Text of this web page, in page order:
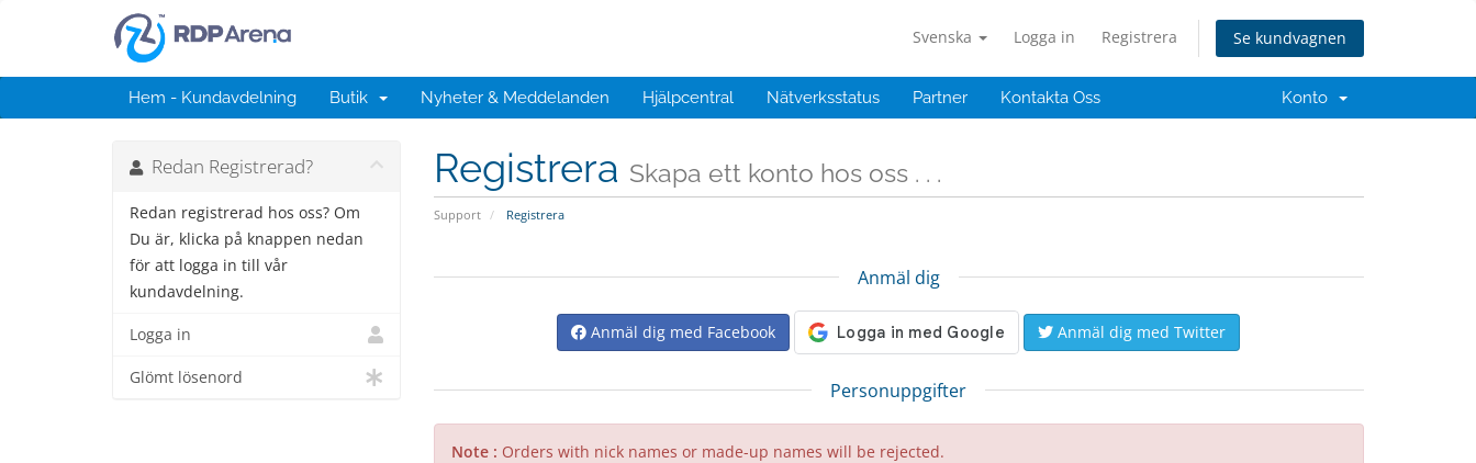
Svenska Logga in Registrera Se kundvagnen
Hem - Kundavdelning Butik Nyheter & Meddelanden Hjälpcentral Nätverksstatus Partner Kontakta Oss Konto
Registrera Skapa ett konto hos oss . . .
Support Registrera
Redan Registrerad?
Redan registrerad hos oss? Om
Du är, klicka på knappen nedan
för att logga in till vår
kundavdelning.
Logga in
Glömt lösenord
Anmäl dig
Anmäl dig med Facebook Anmäl dig med Twitter
Personuppgifter
Note : Orders with nick names or made-up names will be rejected.